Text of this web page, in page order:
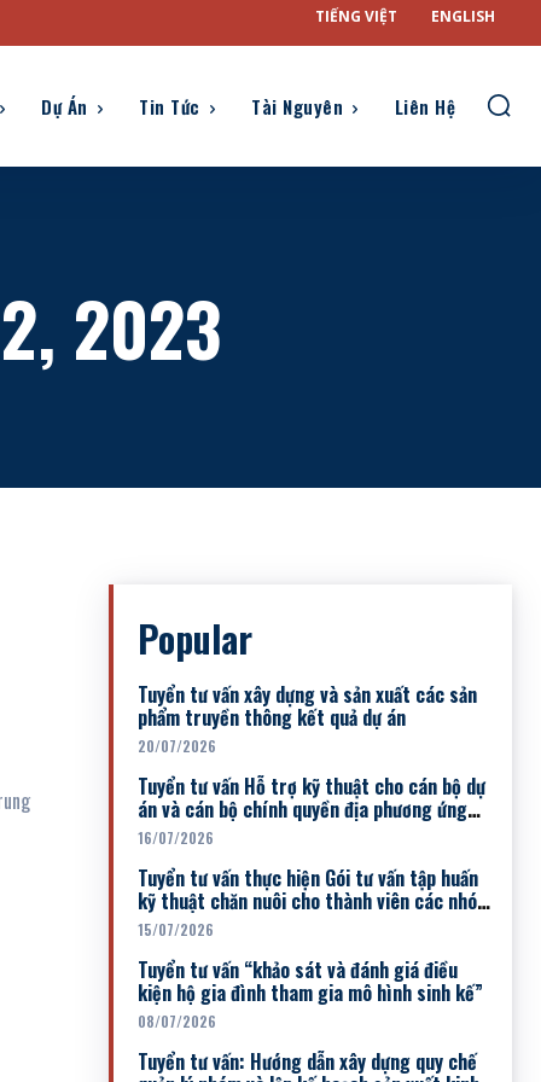
TIẾNG VIỆT ENGLISH
Dự Án Tin Tức Tài Nguyên Liên Hệ
2023
Popular
Tuyển tư vấn xây dựng và sản xuất các sản
phẩm truyền thông kết quả dự án
20/07/2026
Tuyển tư vấn Hỗ trợ kỹ thuật cho cán bộ dự
án và cán bộ chính quyền địa phương ứng
dụng chuyển đổi...
16/07/2026
Tuyển tư vấn thực hiện Gói tư vấn tập huấn
kỹ thuật chăn nuôi cho thành viên các nhóm
sinh kế đợt 1
15/07/2026
Tuyển tư vấn “khảo sát và đánh giá điều
kiện hộ gia đình tham gia mô hình sinh kế”
08/07/2026
Tuyển tư vấn: Hướng dẫn xây dựng quy chế